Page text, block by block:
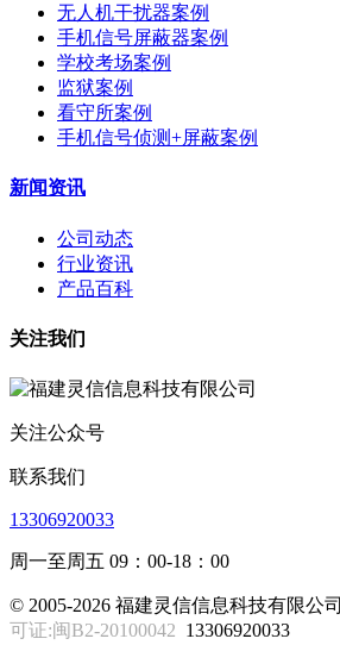
无人机干扰器案例
手机信号屏蔽器案例
学校考场案例
监狱案例
看守所案例
手机信号侦测+屏蔽案例
新闻资讯
公司动态
行业资讯
产品百科
关注我们
关注公众号
联系我们
13306920033
周一至周五 09：00-18：00
© 2005-2026 福建灵信信息科技有限公司
可证:闽B2-20100042 13306920033